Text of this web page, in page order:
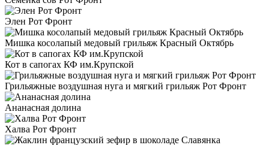
Элен Рот Фронт
Мишка косолапый медовый грильяж Красный Октябрь
Кот в сапогах КФ им.Крупской
Грильяжные воздушная нуга и мягкий грильяж Рот Фронт
Ананасная долина
Халва Рот Фронт